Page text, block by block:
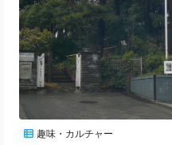
趣味・カルチャー